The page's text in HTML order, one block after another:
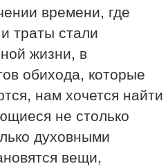
времени, где
траты стали
жизни, в
обихода, которые
нам хочется найти
не столько
духовными
вещи,